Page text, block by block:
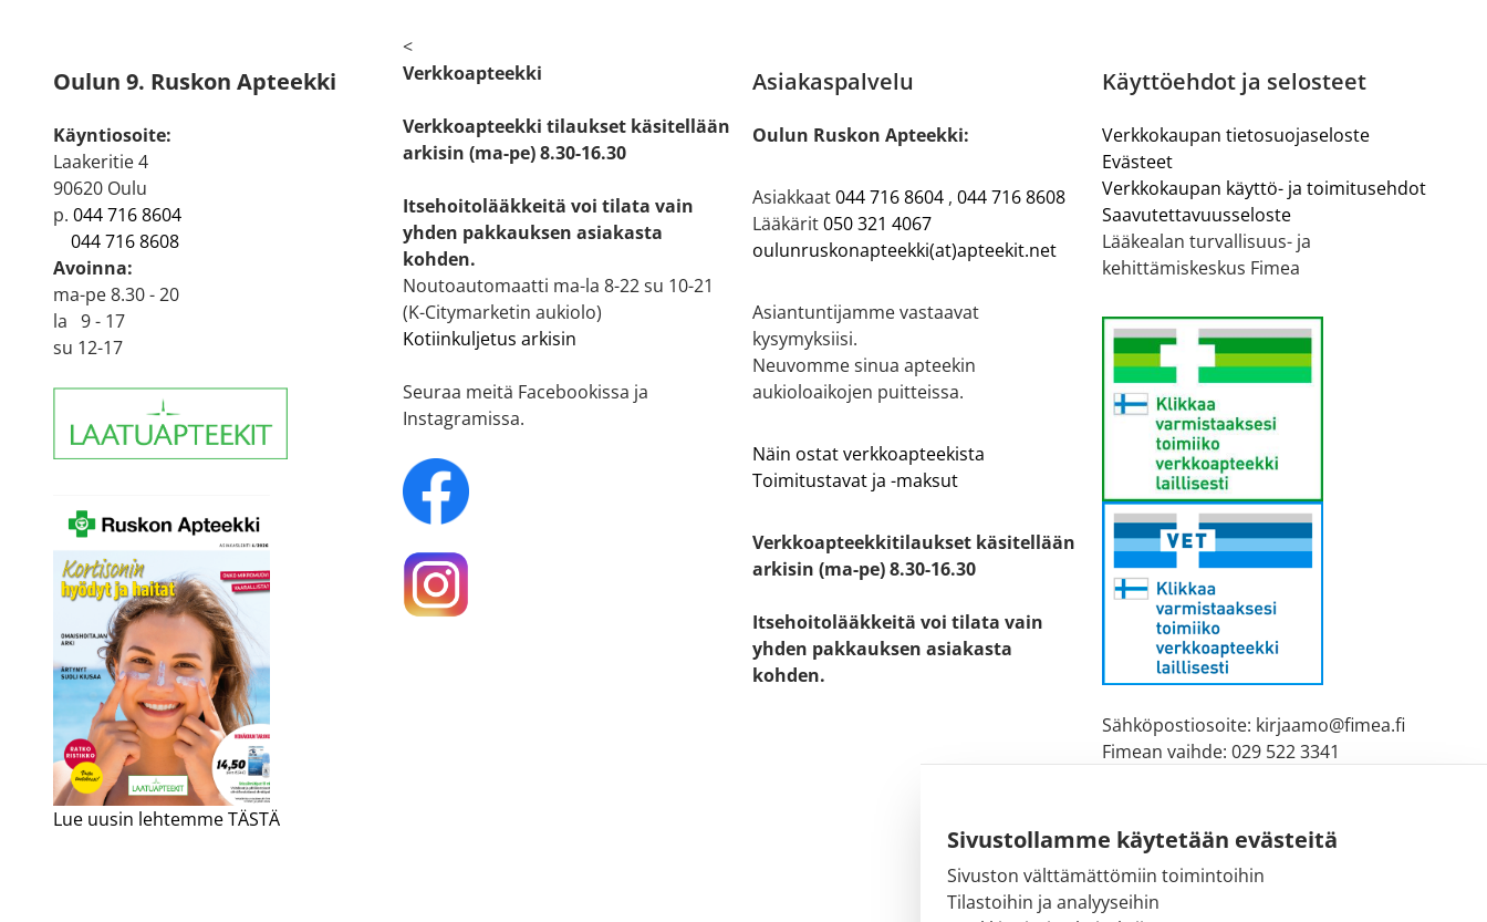
Sivustollamme käytetään evästeitä
Sivuston välttämättömiin toimintoihin
Tilastoihin ja analyyseihin
Oulun 9. Ruskon Apteekki
Käyntiosoite:
Laakeritie 4
90620 Oulu
p. 044 716 8604
044 716 8608
Avoinna:
ma-pe 8.30 - 20
la 9 - 17
su 12-17
Lue uusin lehtemme TÄSTÄ
<
Verkkoapteekki
Verkkoapteekki tilaukset käsitellään
arkisin (ma-pe) 8.30-16.30
Itsehoitolääkkeitä voi tilata vain
yhden pakkauksen asiakasta
kohden.
Noutoautomaatti ma-la 8-22 su 10-21
(K-Citymarketin aukiolo)
Kotiinkuljetus arkisin
Seuraa meitä Facebookissa ja
Instagramissa.
Asiakaspalvelu
Oulun Ruskon Apteekki:
Asiakkaat044 716 8604 , 044 716 8608
Lääkärit050 321 4067
oulunruskonapteekki(at)apteekit.net
Asiantuntijamme vastaavat
kysymyksiisi.
Neuvomme sinua apteekin
aukioloaikojen puitteissa.
Näin ostat verkkoapteekista
Toimitustavat ja -maksut
Verkkoapteekkitilaukset käsitellään
arkisin (ma-pe) 8.30-16.30
Itsehoitolääkkeitä voi tilata vain
yhden pakkauksen asiakasta
kohden.
Käyttöehdot ja selosteet
Verkkokaupan tietosuojaseloste
Evästeet
Verkkokaupan käyttö- ja toimitusehdot
Saavutettavuusseloste
Lääkealan turvallisuus- ja
kehittämiskeskus Fimea
Sähköpostiosoite: kirjaamo@fimea.fi
Fimean vaihde: 029 522 3341